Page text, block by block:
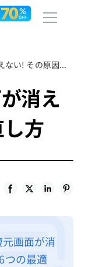
iPhoneの復元画面が消えない! その原因と直し方
消え
方
画面が消
つの最適